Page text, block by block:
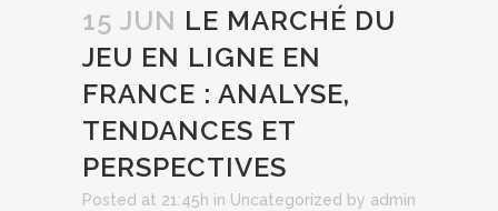
15 JUN LE MARCHÉ DU
JEU EN LIGNE EN
FRANCE : ANALYSE,
TENDANCES ET
PERSPECTIVES
Posted at 21:45h in Uncategorized by admin